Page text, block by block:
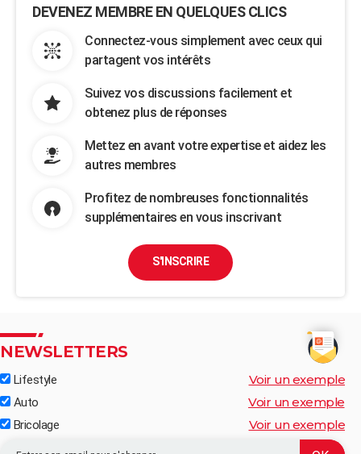
DEVENEZ MEMBRE EN QUELQUES CLICS
Connectez-vous simplement avec ceux qui
partagent vos intérêts
Suivez vos discussions facilement et
obtenez plus de réponses
Mettez en avant votre expertise et aidez les
autres membres
Profitez de nombreuses fonctionnalités
supplémentaires en vous inscrivant
S'INSCRIRE
NEWSLETTERS
Lifestyle Voir un exemple
Auto Voir un exemple
Bricolage Voir un exemple